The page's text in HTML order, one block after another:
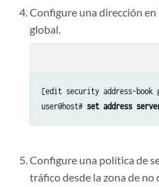
Configure una dirección
global.
[edit security address-book
user@host# set address
Configure una política de
tráfico desde la zona de no